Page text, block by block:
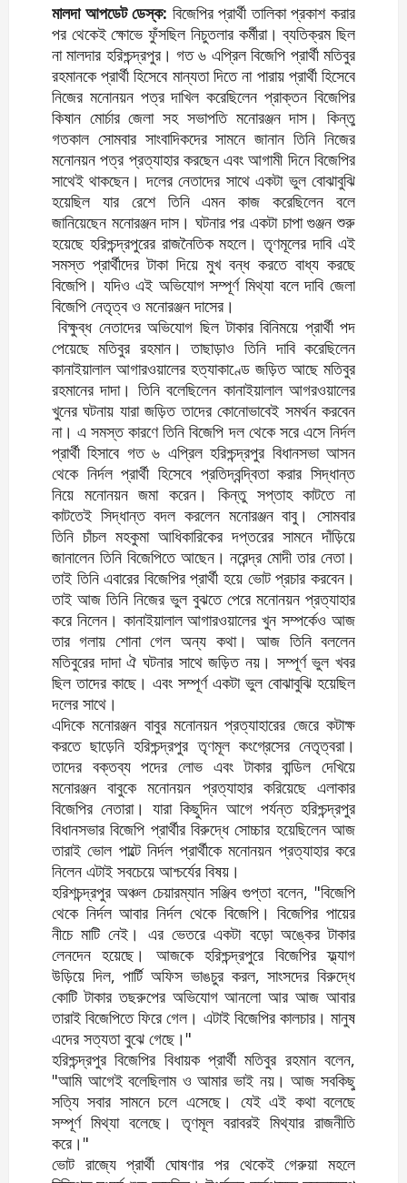
মালদা আপডেট ডেস্ক: বিজেপির প্রার্থী তালিকা প্রকাশ করার
পর থেকেই ক্ষোভে ফুঁসছিল নিচুতলার কর্মীরা। ব্যতিক্রম ছিল
না মালদার হরিশ্চন্দ্রপুর। গত ৬ এপ্রিল বিজেপি প্রার্থী মতিবুর
রহমানকে প্রার্থী হিসেবে মান্যতা দিতে না পারায় প্রার্থী হিসেবে
নিজের মনোনয়ন পত্র দাখিল করেছিলেন প্রাক্তন বিজেপির
কিষান মোর্চার জেলা সহ সভাপতি মনোরঞ্জন দাস। কিন্তু
গতকাল সোমবার সাংবাদিকদের সামনে জানান তিনি নিজের
মনোনয়ন পত্র প্রত্যাহার করছেন এবং আগামী দিনে বিজেপির
সাথেই থাকছেন। দলের নেতাদের সাথে একটা ভুল বোঝাবুঝি
হয়েছিল যার রেশে তিনি এমন কাজ করেছিলেন বলে
জানিয়েছেন মনোরঞ্জন দাস। ঘটনার পর একটা চাপা গুঞ্জন শুরু
হয়েছে হরিশ্চন্দ্রপুরের রাজনৈতিক মহলে। তৃণমূলের দাবি এই
সমস্ত প্রার্থীদের টাকা দিয়ে মুখ বন্ধ করতে বাধ্য করছে
বিজেপি। যদিও এই অভিযোগ সম্পূর্ণ মিথ্যা বলে দাবি জেলা
বিজেপি নেতৃত্ব ও মনোরঞ্জন দাসের।
বিক্ষুব্ধ নেতাদের অভিযোগ ছিল টাকার বিনিময়ে প্রার্থী পদ
পেয়েছে মতিবুর রহমান। তাছাড়াও তিনি দাবি করেছিলেন
কানাইয়ালাল আগারওয়ালের হত্যাকাণ্ডে জড়িত আছে মতিবুর
রহমানের দাদা। তিনি বলেছিলেন কানাইয়ালাল আগরওয়ালের
খুনের ঘটনায় যারা জড়িত তাদের কোনোভাবেই সমর্থন করবেন
না। এ সমস্ত কারণে তিনি বিজেপি দল থেকে সরে এসে নির্দল
প্রার্থী হিসাবে গত ৬ এপ্রিল হরিশ্চন্দ্রপুর বিধানসভা আসন
থেকে নির্দল প্রার্থী হিসেবে প্রতিদ্বন্দ্বিতা করার সিদ্ধান্ত
নিয়ে মনোনয়ন জমা করেন। কিন্তু সপ্তাহ কাটতে না
কাটতেই সিদ্ধান্ত বদল করলেন মনোরঞ্জন বাবু। সোমবার
তিনি চাঁচল মহকুমা আধিকারিকের দপ্তরের সামনে দাঁড়িয়ে
জানালেন তিনি বিজেপিতে আছেন। নরেন্দ্র মোদী তার নেতা।
তাই তিনি এবারের বিজেপির প্রার্থী হয়ে ভোট প্রচার করবেন।
তাই আজ তিনি নিজের ভুল বুঝতে পেরে মনোনয়ন প্রত্যাহার
করে নিলেন। কানাইয়ালাল আগারওয়ালের খুন সম্পর্কেও আজ
তার গলায় শোনা গেল অন্য কথা। আজ তিনি বললেন
মতিবুরের দাদা ঐ ঘটনার সাথে জড়িত নয়। সম্পূর্ণ ভুল খবর
ছিল তাদের কাছে। এবং সম্পূর্ণ একটা ভুল বোঝাবুঝি হয়েছিল
দলের সাথে।
এদিকে মনোরঞ্জন বাবুর মনোনয়ন প্রত্যাহারের জেরে কটাক্ষ
করতে ছাড়েনি হরিশ্চন্দ্রপুর তৃণমূল কংগ্রেসের নেতৃত্বরা।
তাদের বক্তব্য পদের লোভ এবং টাকার বান্ডিল দেখিয়ে
মনোরঞ্জন বাবুকে মনোনয়ন প্রত্যাহার করিয়েছে এলাকার
বিজেপির নেতারা। যারা কিছুদিন আগে পর্যন্ত হরিশ্চন্দ্রপুর
বিধানসভার বিজেপি প্রার্থীর বিরুদ্ধে সোচ্চার হয়েছিলেন আজ
তারাই ভোল পাল্টে নির্দল প্রার্থীকে মনোনয়ন প্রত্যাহার করে
নিলেন এটাই সবচেয়ে আশ্চর্যের বিষয়।
হরিশচন্দ্রপুর অঞ্চল চেয়ারম্যান সঞ্জিব গুপ্তা বলেন, "বিজেপি
থেকে নির্দল আবার নির্দল থেকে বিজেপি। বিজেপির পায়ের
নীচে মাটি নেই। এর ভেতরে একটা বড়ো অঙ্কের টাকার
লেনদেন হয়েছে। আজকে হরিশ্চন্দ্রপুরে বিজেপির ফ্ল্যাগ
উড়িয়ে দিল, পার্টি অফিস ভাঙচুর করল, সাংসদের বিরুদ্ধে
কোটি টাকার তছরুপের অভিযোগ আনলো আর আজ আবার
তারাই বিজেপিতে ফিরে গেল। এটাই বিজেপির কালচার। মানুষ
এদের সত্যতা বুঝে গেছে।"
হরিশ্চন্দ্রপুর বিজেপির বিধায়ক প্রার্থী মতিবুর রহমান বলেন,
"আমি আগেই বলেছিলাম ও আমার ভাই নয়। আজ সবকিছু
সত্যি সবার সামনে চলে এসেছে। যেই এই কথা বলেছে
সম্পূর্ণ মিথ্যা বলেছে। তৃণমূল বরাবরই মিথ্যার রাজনীতি
করে।"
ভোট রাজ্যে প্রার্থী ঘোষণার পর থেকেই গেরুয়া মহলে